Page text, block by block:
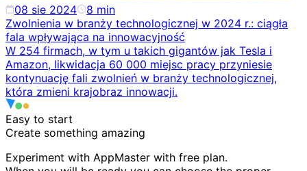
08 sie 2024 8 min
Zwolnienia w branży technologicznej w 2024 r.: ciągła
fala wpływająca na innowacyjność
W 254 firmach, w tym u takich gigantów jak Tesla i
Amazon, likwidacja 60 000 miejsc pracy przyniesie
kontynuację fali zwolnień w branży technologicznej,
która zmieni krajobraz innowacji.
Easy to start
Create something amazing
Experiment with AppMaster with free plan.